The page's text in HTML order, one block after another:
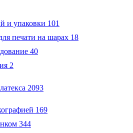
и упаковки 101
печати на шарах 18
40
2
2093
169
344